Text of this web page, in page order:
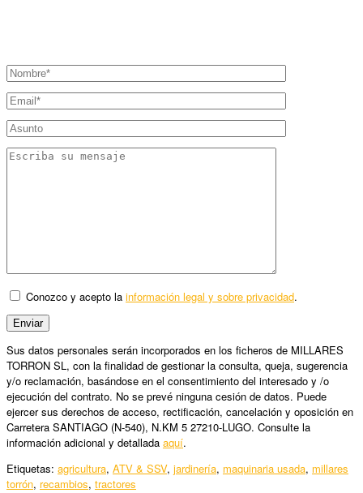
Conozco y acepto la información legal y sobre privacidad.
Sus datos personales serán incorporados en los ficheros de MILLARES
TORRON SL, con la finalidad de gestionar la consulta, queja, sugerencia
y/o reclamación, basándose en el consentimiento del interesado y /o
ejecución del contrato. No se prevé ninguna cesión de datos. Puede
ejercer sus derechos de acceso, rectificación, cancelación y oposición en
Carretera SANTIAGO (N-540), N.KM 5 27210-LUGO. Consulte la
información adicional y detallada aquí.
Etiquetas: agricultura, ATV & SSV, jardinería, maquinaria usada, millares
torrón, recambios, tractores